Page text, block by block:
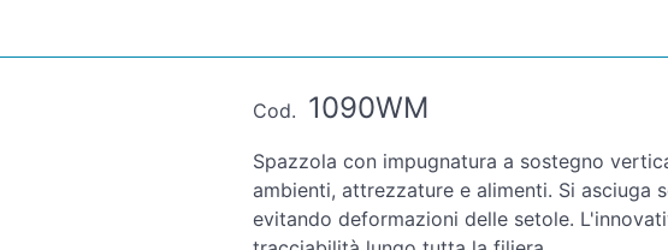
Cod. 1090WM
Spazzola con impugnatura a sostegno
ambienti, attrezzature e alimenti. Si asciuga
evitando deformazioni delle setole.